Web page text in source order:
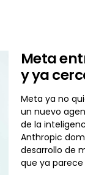
Meta
y ya
Meta ya no
un nuevo
de la
Anthropic
desarrollo de
que ya